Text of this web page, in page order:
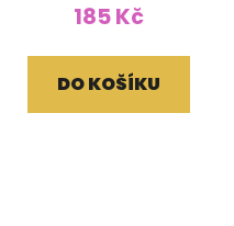
185 Kč
DO KOŠÍKU